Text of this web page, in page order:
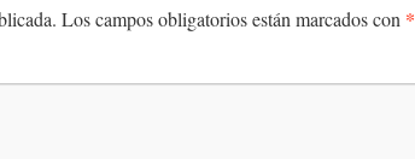
Los campos obligatorios están marcados con *